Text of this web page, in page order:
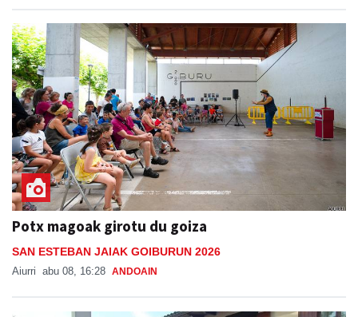
Potx magoak girotu du goiza
SAN ESTEBAN JAIAK GOIBURUN 2026
Aiurri abu 08, 16:28 ANDOAIN